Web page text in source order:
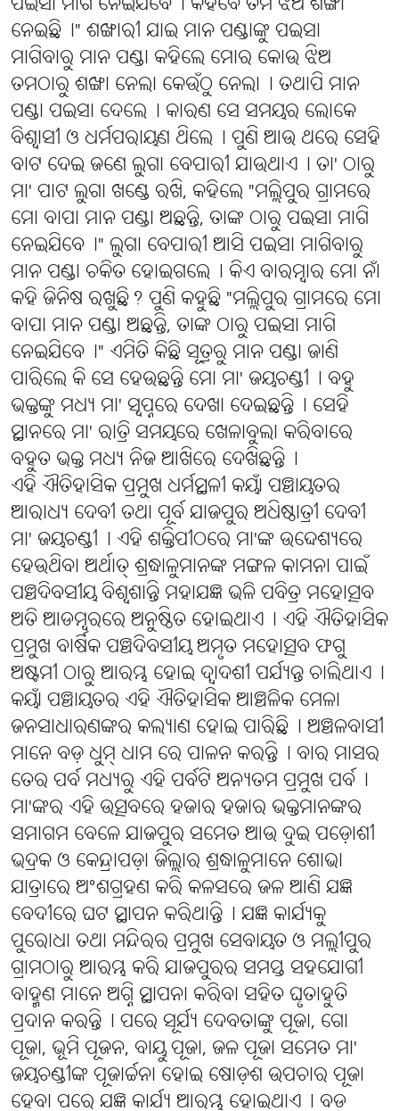
ପଇସା ମାଗି ନେଇଯିବେ୤ କହିବେ ତମ ଝିଅ ଶଙ୍ଖା
ନେଇଛି୤" ଶଙ୍ଖାରୀ ଯାଇ ମାନ ପଣ୍ଡାଙ୍କୁ ପଇସା
ମାଗିବାରୁ ମାନ ପଣ୍ଡା କହିଲେ ମୋର କୋଉ ଝିଅ
ତମଠାରୁ ଶଙ୍ଖା ନେଲା କେଉଁଠୁ ନେଲା୤ ତଥାପି ମାନ
ପଣ୍ଡା ପଇସା ଦେଲେ୤ କାରଣ ସେ ସମୟର ଲୋକେ
ବିଶ୍ୱାସୀ ଓ ଧର୍ମପରାୟଣ ଥିଲେ୤ ପୁଣି ଆଉ ଥରେ ସେହି
ବାଟ ଦେଇ ଜଣେ ଲୁଗା ବେପାରୀ ଯାଉଥାଏ୤ ତା' ଠାରୁ
ମା' ପାଟ ଲୁଗା ଖଣ୍ଡେ ରଖି, କହିଲେ "ମଲ୍ଲିପୁର ଗ୍ରାମରେ
ମୋ ବାପା ମାନ ପଣ୍ଡା ଅଛନ୍ତି, ତାଙ୍କ ଠାରୁ ପଇସା ମାଗି
ନେଇଯିବେ୤" ଲୁଗା ବେପାରୀ ଆସି ପଇସା ମାଗିବାରୁ
ମାନ ପଣ୍ଡା ଚକିତ ହୋଇଗଲେ୤ କିଏ ବାରମ୍ବାର ମୋ ନାଁ
କହି ଜିନିଷ ରଖୁଛି? ପୁଣି କହୁଛି "ମଲ୍ଲିପୁର ଗ୍ରାମରେ ମୋ
ବାପା ମାନ ପଣ୍ଡା ଅଛନ୍ତି, ତାଙ୍କ ଠାରୁ ପଇସା ମାଗି
ନେଇଯିବେ୤" ଏମିତି କିଛି ସୂତ୍ରରୁ ମାନ ପଣ୍ଡା ଜାଣି
ପାରିଲେ କି ସେ ହେଉଛନ୍ତି ମୋ ମା' ଜୟଚଣ୍ଡୀ୤ ବହୁ
ଭକ୍ତଙ୍କୁ ମଧ୍ୟ ମା' ସ୍ୱପ୍ନରେ ଦେଖା ଦେଇଛନ୍ତି୤ ସେହି
ସ୍ଥାନରେ ମା' ରାତ୍ରି ସମୟରେ ଖେଳାବୁଲା କରିବାରେ
ବହୁତ ଭକ୍ତ ମଧ୍ୟ ନିଜ ଆଖିରେ ଦେଖିଛନ୍ତି୤
ଏହି ଐତିହାସିକ ପ୍ରମୁଖ ଧର୍ମସ୍ଥଳୀ କୟାଁ ପଞ୍ଚାୟତର
ଆରାଧ୍ୟ ଦେବୀ ତଥା ପୂର୍ବ ଯାଜପୁର ଅଧିଷ୍ଠାତ୍ରୀ ଦେବୀ
ମା' ଜୟଚଣ୍ଡୀ୤ ଏହି ଶକ୍ତିପୀଠରେ ମା'ଙ୍କ ଉଦ୍ଦେଶ୍ୟରେ
ହେଉଥିବା ଅର୍ଥାତ୍ ଶ୍ରଦ୍ଧାଳୁମାନଙ୍କ ମଙ୍ଗଳ କାମନା ପାଇଁ
ପଞ୍ଚଦିବସୀୟ ବିଶ୍ୱଶାନ୍ତି ମହାଯଜ୍ଞ ଭଳି ପବିତ୍ର ମହୋତ୍ସବ
ଅତି ଆଡମ୍ବରରେ ଅନୁଷ୍ଠିତ ହୋଇଥାଏ୤ ଏହି ଐତିହାସିକ
ପ୍ରମୁଖ ବାର୍ଷିକ ପଞ୍ଚଦିବସୀୟ ଅମୃତ ମହୋତ୍ସବ ଫଗୁ
ଅଷ୍ଟମୀ ଠାରୁ ଆରମ୍ଭ ହୋଇ ଦ୍ୱାଦଶୀ ପର୍ଯ୍ୟନ୍ତ ଚାଲିଥାଏ୤
କୟାଁ ପଞ୍ଚାୟତର ଏହି ଐତିହାସିକ ଆଞ୍ଚଳିକ ମେଳା
ଜନସାଧାରଣଙ୍କର କଲ୍ୟାଣ ହୋଇ ପାରିଛି୤ ଅଞ୍ଚଳବାସୀ
ମାନେ ବଡ଼ ଧୁମ୍ ଧାମ ରେ ପାଳନ କରନ୍ତି୤ ବାର ମାସର
ତେର ପର୍ବ ମଧ୍ୟରୁ ଏହି ପର୍ବଟି ଅନ୍ୟତମ ପ୍ରମୁଖ ପର୍ବ୤
ମା'ଙ୍କର ଏହି ଉତ୍ସବରେ ହଜାର ହଜାର ଭକ୍ତମାନଙ୍କର
ସମାଗମ ବେଳେ ଯାଜପୁର ସମେତ ଆଉ ଦୁଇ ପଡ଼ୋଶୀ
ଭଦ୍ରକ ଓ କେନ୍ଦ୍ରାପଡ଼ା ଜିଲ୍ଲାର ଶ୍ରଦ୍ଧାଳୁମାନେ ଶୋଭା
ଯାତ୍ରାରେ ଅଂଶଗ୍ରହଣ କରି କଳସରେ ଜଳ ଆଣି ଯଜ୍ଞ
ବେଦୀରେ ଘଟ ସ୍ଥାପନ କରିଥାନ୍ତି୤ ଯଜ୍ଞ କାର୍ଯ୍ୟକୁ
ପୁରୋଧା ତଥା ମନ୍ଦିରର ପ୍ରମୁଖ ସେବାୟତ ଓ ମଲ୍ଲୀପୁର
ଗ୍ରାମଠାରୁ ଆରମ୍ଭ କରି ଯାଜପୁରର ସମସ୍ତ ସହଯୋଗୀ
ବାହ୍ମଣ ମାନେ ଅଗ୍ନି ସ୍ଥାପନା କରିବା ସହିତ ଘୃତାହୁତି
ପ୍ରଦାନ କରନ୍ତି୤ ପରେ ସୂର୍ଯ୍ୟ ଦେବତାଙ୍କୁ ପୂଜା, ଗୋ
ପୂଜା, ଭୂମି ପୂଜନ, ବାୟୁ ପୂଜା, ଜଳ ପୂଜା ସମେତ ମା'
ଜୟଚଣ୍ଡୀଙ୍କ ପୂଜାର୍ଚ୍ଚନା ହୋଇ ଷୋଡ଼ଶ ଉପଚାର ପୂଜା
ହେବା ପରେ ଯଜ୍ଞ କାର୍ଯ୍ୟ ଆରମ୍ଭ ହୋଇଥାଏ୤ ବଡ